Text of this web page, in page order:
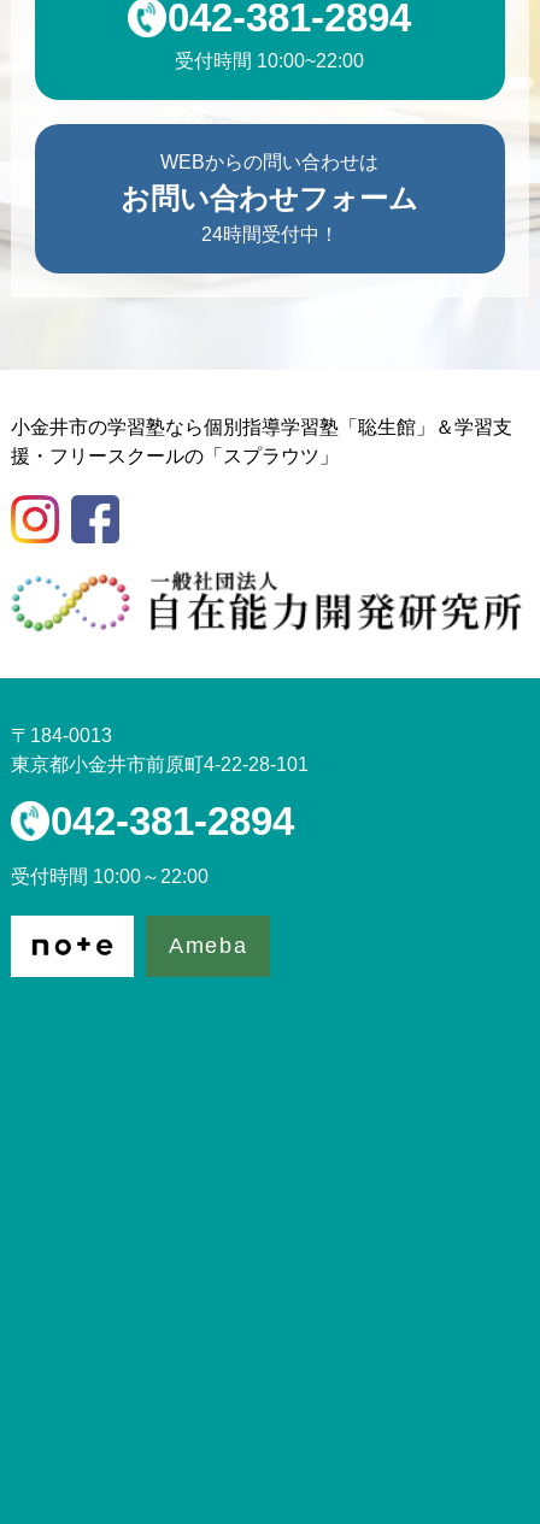
042-381-2894
受付時間 10:00~22:00
WEBからの問い合わせは
お問い合わせフォーム
24時間受付中！
小金井市の学習塾なら個別指導学習塾「聡生館」＆学習支
援・フリースクールの「スプラウツ」
〒184-0013
東京都小金井市前原町4-22-28-101
042-381-2894
受付時間 10:00～22:00
Ameba